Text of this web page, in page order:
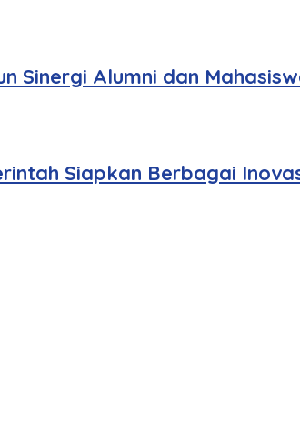
Sinergi Alumni dan
Siapkan Berbagai